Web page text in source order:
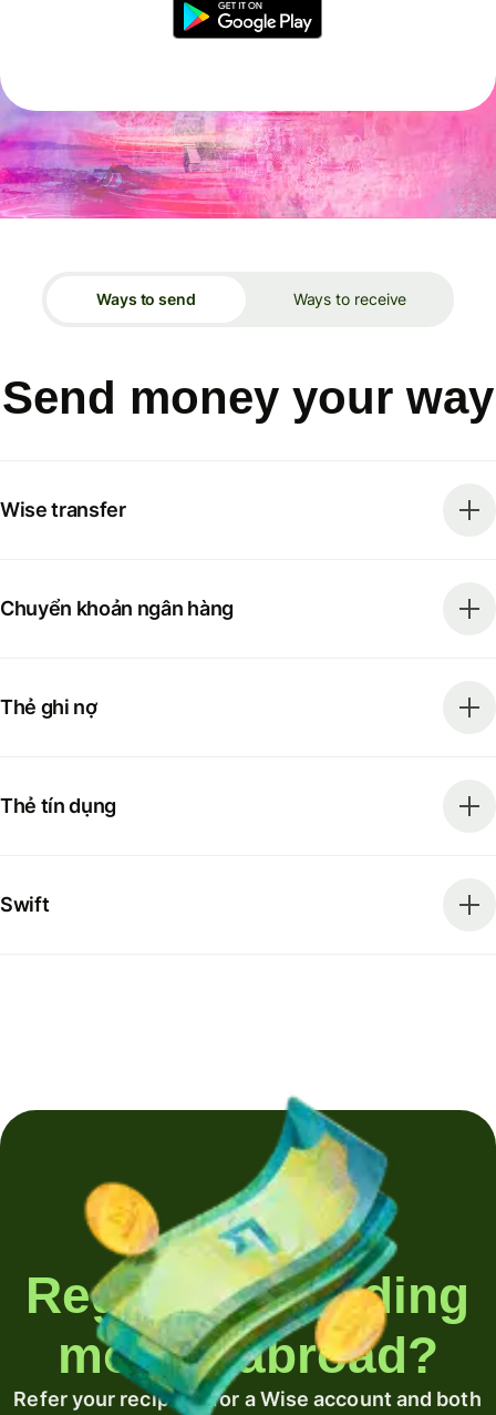
Ways to send Ways to receive
Send money your way
Wise transfer
Chuyển khoản ngân hàng
Thẻ ghi nợ
Thẻ tín dụng
Swift
Regularly sending
money abroad?
Refer your recipient for a Wise account and both